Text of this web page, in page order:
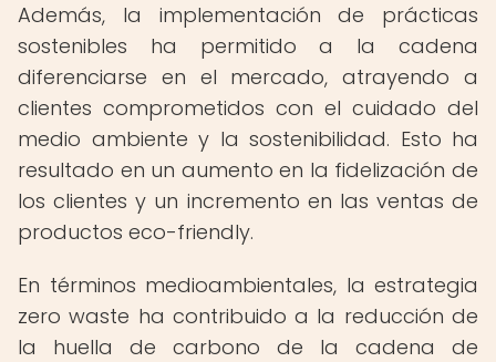
Además, la implementación de prácticas
sostenibles ha permitido a la cadena
diferenciarse en el mercado, atrayendo a
clientes comprometidos con el cuidado del
medio ambiente y la sostenibilidad. Esto ha
resultado en un aumento en la fidelización de
los clientes y un incremento en las ventas de
productos eco-friendly.
En términos medioambientales, la estrategia
zero waste ha contribuido a la reducción de
la huella de carbono de la cadena de